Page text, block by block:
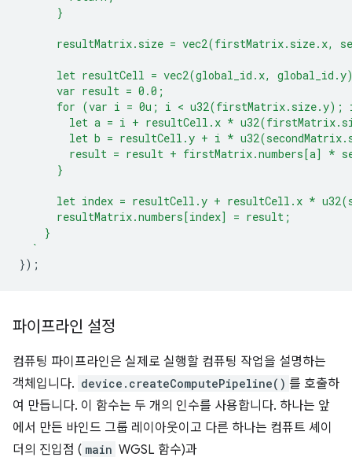
      }
resultMatrix.size = vec2(firstMatrix.size.x,
let resultCell = vec2(global_id.x,
      var result = 0.0;
for (var i = 0u; i < u32(firstMatrix.size.y);
let a = i + resultCell.x *
let b = resultCell.y + i *
result = result + firstMatrix.numbers[a] *
      }
let index = resultCell.y + resultCell.x *
      resultMatrix.numbers[index] = result;
    }
  `
});
파이프라인 설정
컴퓨팅 파이프라인은 실제로 실행할 컴퓨팅 작업을 설명하는
객체입니다. device.createComputePipeline() 를 호출하
여 만듭니다. 이 함수는 두 개의 인수를 사용합니다. 하나는 앞
에서 만든 바인드 그룹 레이아웃이고 다른 하나는 컴퓨트 셰이
더의 진입점 ( main WGSL 함수)과